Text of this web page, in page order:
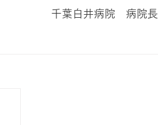
千葉白井病院　病院長